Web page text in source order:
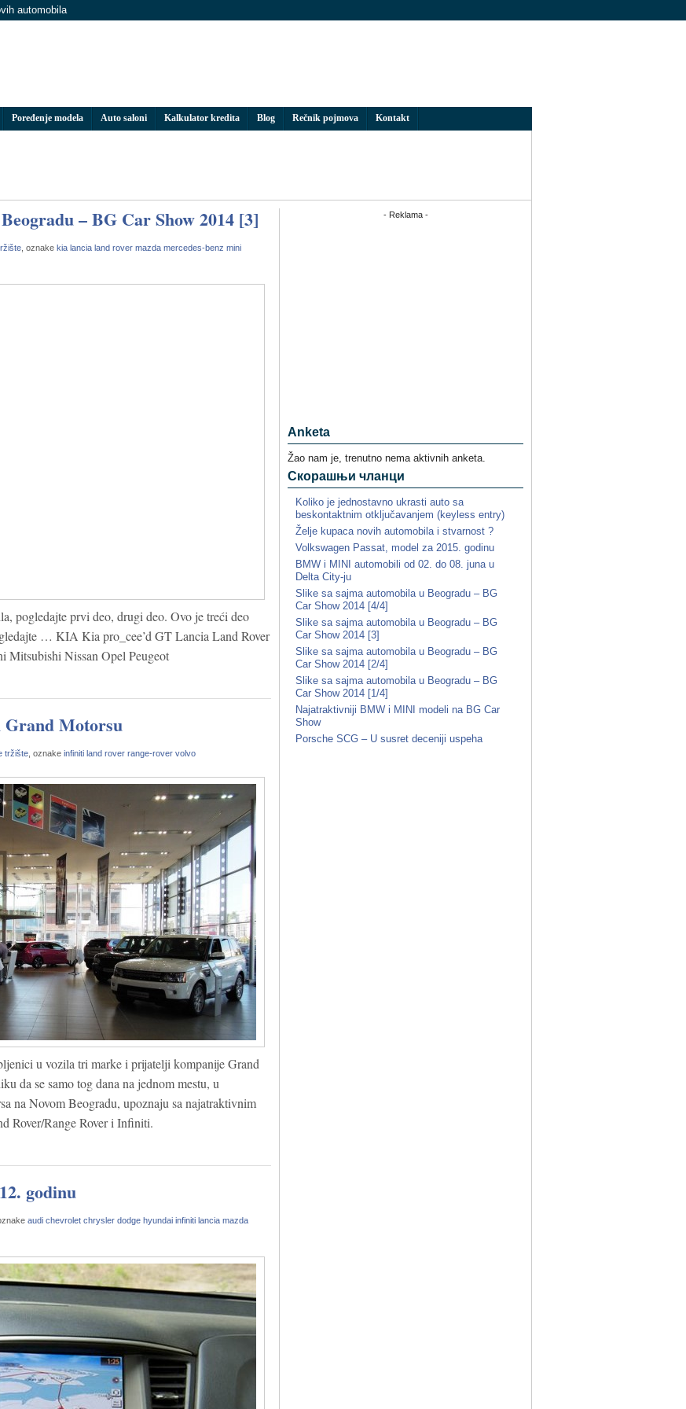
automobila
Poređenje modela Auto saloni Kalkulator kredita Blog Rečnik pojmova Kontakt
– BG Car Show 2014 [3]
, oznake kia lancia land rover mazda mercedes-benz mini
pogledajte prvi deo, drugi deo. Ovo je treći deo
… KIA Kia pro_cee’d GT Lancia Land Rover
Mitsubishi Nissan Opel Peugeot
Grand Motorsu
tržište , oznake infiniti land rover range-rover volvo
u vozila tri marke i prijatelji kompanije Grand
da se samo tog dana na jednom mestu, u
na Novom Beogradu, upoznaju sa najatraktivnim
Rover/Range Rover i Infiniti.
godinu
audi chevrolet chrysler dodge hyundai infiniti lancia mazda
- Reklama -
Anketa
Žao nam je, trenutno nema aktivnih anketa.
Скорашњи чланци
Koliko je jednostavno ukrasti auto sa
beskontaktnim otključavanjem (keyless entry)
Želje kupaca novih automobila i stvarnost ?
Volkswagen Passat, model za 2015. godinu
BMW i MINI automobili od 02. do 08. juna u
Delta City-ju
Slike sa sajma automobila u Beogradu – BG
Car Show 2014 [4/4]
Slike sa sajma automobila u Beogradu – BG
Car Show 2014 [3]
Slike sa sajma automobila u Beogradu – BG
Car Show 2014 [2/4]
Slike sa sajma automobila u Beogradu – BG
Car Show 2014 [1/4]
Najatraktivniji BMW i MINI modeli na BG Car
Show
Porsche SCG – U susret deceniji uspeha